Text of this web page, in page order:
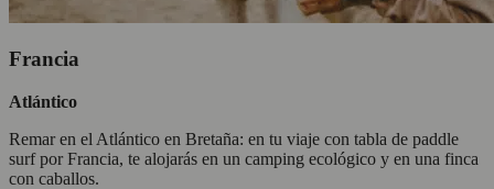
Francia
Atlántico
Remar en el Atlántico en Bretaña: en tu viaje con tabla de paddle
surf por Francia, te alojarás en un camping ecológico y en una finca
con caballos.